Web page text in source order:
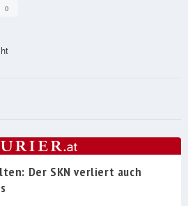
0
Der SKN verliert auch